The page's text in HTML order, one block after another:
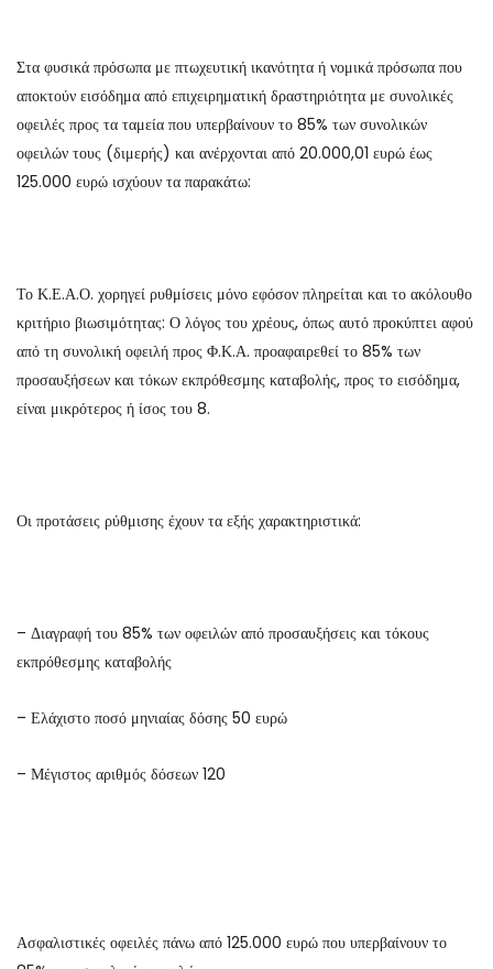
Στα φυσικά πρόσωπα με πτωχευτική ικανότητα ή νομικά πρόσωπα που
αποκτούν εισόδημα από επιχειρηματική δραστηριότητα με συνολικές
οφειλές προς τα ταμεία που υπερβαίνουν το 85% των συνολικών
οφειλών τους (διμερής) και ανέρχονται από 20.000,01 ευρώ έως
125.000 ευρώ ισχύουν τα παρακάτω:
Το Κ.Ε.Α.Ο. χορηγεί ρυθμίσεις μόνο εφόσον πληρείται και το ακόλουθο
κριτήριο βιωσιμότητας: Ο λόγος του χρέους, όπως αυτό προκύπτει αφού
από τη συνολική οφειλή προς Φ.Κ.Α. προαφαιρεθεί το 85% των
προσαυξήσεων και τόκων εκπρόθεσμης καταβολής, προς το εισόδημα,
είναι μικρότερος ή ίσος του 8.
Οι προτάσεις ρύθμισης έχουν τα εξής χαρακτηριστικά:
– Διαγραφή του 85% των οφειλών από προσαυξήσεις και τόκους
εκπρόθεσμης καταβολής
– Ελάχιστο ποσό μηνιαίας δόσης 50 ευρώ
– Μέγιστος αριθμός δόσεων 120
Ασφαλιστικές οφειλές πάνω από 125.000 ευρώ που υπερβαίνουν το